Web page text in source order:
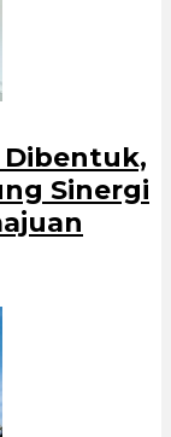
Dibentuk,
Sinergi